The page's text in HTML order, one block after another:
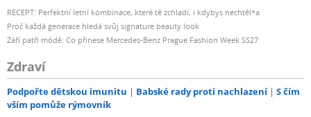
RECEPT: Perfektní letní kombinace, které tě zchladí, i kdybys nechtěl*a
Proč každá generace hledá svůj signature beauty look
Září patří módě: Co přinese Mercedes-Benz Prague Fashion Week SS27
Zdraví
Podpořte dětskou imunitu Babské rady proti nachlazení
S čím
vším pomůže rýmovník